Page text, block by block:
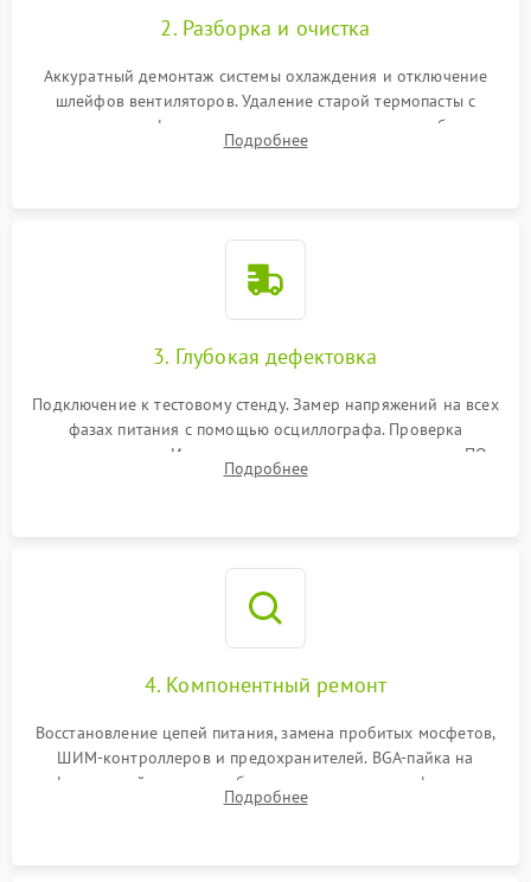
2. Разборка и очистка
Аккуратный демонтаж системы охлаждения и отключение
шлейфов вентиляторов. Удаление старой термопасты с
кристалла графического чипа и термопрокладок с банок
памяти и зоны VRM. Очистка платы от пыли и окислов.
Подробнее
3. Глубокая дефектовка
Подключение к тестовому стенду. Замер напряжений на всех
фазах питания с помощью осциллографа. Проверка
инициализации. Использование специализированного ПО
MATS
Подробнее
4. Компонентный ремонт
Восстановление цепей питания, замена пробитых мосфетов,
ШИМ-контроллеров и предохранителей. BGA-пайка на
инфракрасной станции реболлинг или замена графического
чипа и дефектной памяти GDDR. Прошивка BIOS
Подробнее